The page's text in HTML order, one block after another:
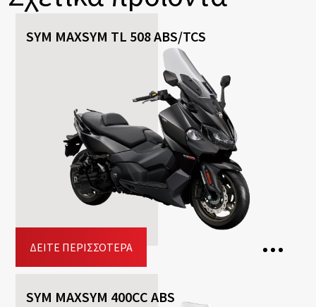
SYM MAXSYM TL 508 ABS/TCS
ΔΕΊΤΕ ΠΕΡΙΣΣΌΤΕΡΑ
SYM MAXSYM 400CC ABS